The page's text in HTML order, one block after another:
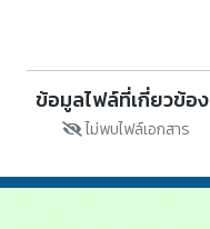
ข้อมูลไฟล์ที่เกี่ยวข้อง
ไม่พบไฟล์เอกสาร